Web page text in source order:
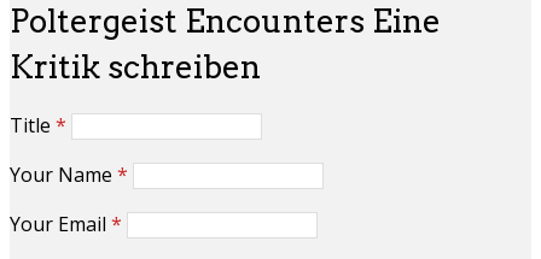
Poltergeist Encounters Eine
Kritik schreiben
Title *
Your Name *
Your Email *